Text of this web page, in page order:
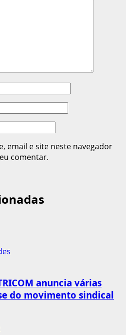
email e site neste navegador
comentar.
anuncia várias
do movimento sindical